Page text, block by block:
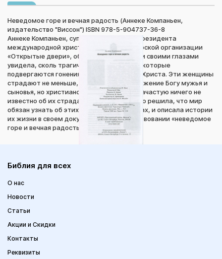
Неведомое горе и вечная радость (Аннеке Компаньен,
издательство "Виссон") ISBN 978-5-904737-36-8
Аннеке Компаньен, супруга и соратница президента
международной христианской миссионерской организации
«Открытые двери», объездила весь мир и своими глазами
увидела, сколь трагична судьба женшин, которые
подвергаются гонениям за веру в Иисуса Христа. Эти женщины
страдают не меньше, чем их несущие служение Богу мужья и
сыновья, но христианскому сообшеству зачастую ничего не
известно об их страданиях. Аннеке твердо решила, что мир
обязан узнать об этих отважных женщинах, и описала истории
их жизни в своем документальном повествовании «неведомое
горе и вечная радость».
Библия для всех
О нас
Новости
Статьи
Акции и Скидки
Контакты
Реквизиты